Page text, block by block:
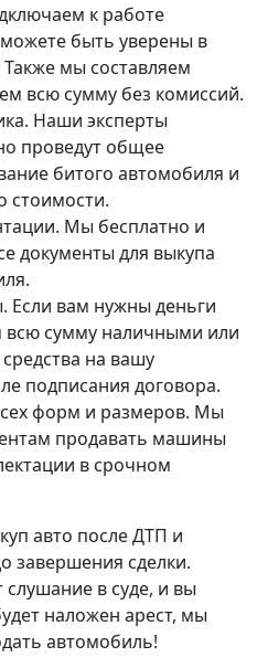
к работе
быть уверены в
Также мы составляем
всю сумму без комиссий.
Наши эксперты
проведут общее
битого автомобиля и
стоимости.
Мы бесплатно и
документы для выкупа
вам нужны деньги
сумму наличными или
на вашу
подписания договора.
форм и размеров. Мы
продавать машины
в срочном
авто после ДТП и
завершения сделки.
слушание в суде, и вы
наложен арест, мы
автомобиль!